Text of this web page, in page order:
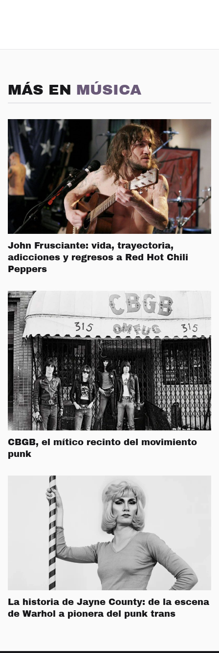
MÁS EN MÚSICA
John Frusciante: vida, trayectoria,
adicciones y regresos a Red Hot Chili
Peppers
CBGB, el mítico recinto del movimiento
punk
La historia de Jayne County: de la escena
de Warhol a pionera del punk trans